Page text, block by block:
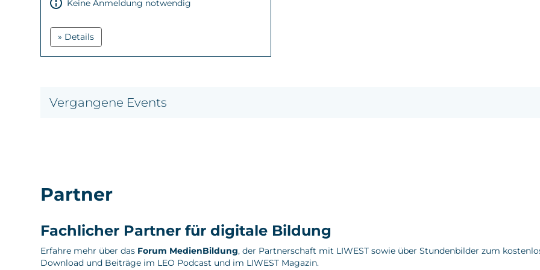
Keine Anmeldung notwendig
» Details
Vergangene Events
Partner
Fachlicher Partner für digitale Bildung
Erfahre mehr über das Forum MedienBildung, der Partnerschaft mit LIWEST sowie über Stundenbilder zum
Download und Beiträge im LEO Podcast und im LIWEST Magazin.